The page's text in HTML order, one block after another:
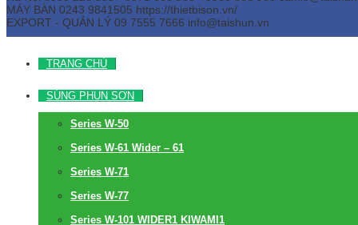
MÁY BÀN 0243 9841505 https://thietbison.vn/
EXPORT - QUẢN LÝ 09 7555 7666 info@taishun.vn
TRANG CHỦ
SÚNG PHUN SƠN
Series W-50
Series W-61 Wider – 61
Series W-71
Series W-77
Series W-101 WIDER1 KIWAMI1